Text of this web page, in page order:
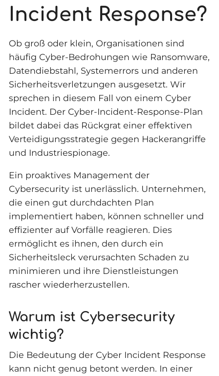
Incident Response?
Ob groß oder klein, Organisationen sind
häufig Cyber-Bedrohungen wie Ransomware,
Datendiebstahl, Systemerrors und anderen
Sicherheitsverletzungen ausgesetzt. Wir
sprechen in diesem Fall von einem Cyber
Incident. Der Cyber-Incident-Response-Plan
bildet dabei das Rückgrat einer effektiven
Verteidigungsstrategie gegen Hackerangriffe
und Industriespionage.
Ein proaktives Management der
Cybersecurity ist unerlässlich. Unternehmen,
die einen gut durchdachten Plan
implementiert haben, können schneller und
effizienter auf Vorfälle reagieren. Dies
ermöglicht es ihnen, den durch ein
Sicherheitsleck verursachten Schaden zu
minimieren und ihre Dienstleistungen
rascher wiederherzustellen.
Warum ist Cybersecurity
wichtig?
Die Bedeutung der Cyber Incident Response
kann nicht genug betont werden. In einer